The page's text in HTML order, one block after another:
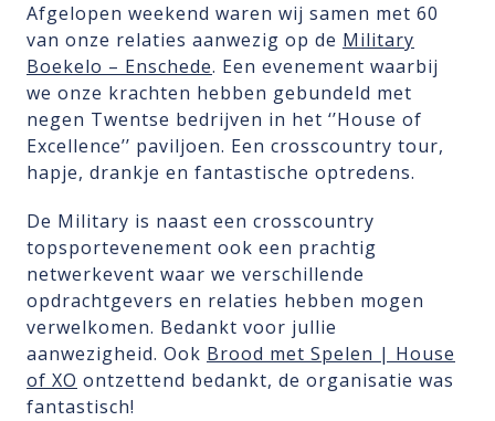
Afgelopen weekend waren wij samen met 60
van onze relaties aanwezig op de Military
Boekelo – Enschede. Een evenement waarbij
we onze krachten hebben gebundeld met
negen Twentse bedrijven in het ‘’House of
Excellence’’ paviljoen. Een crosscountry tour,
hapje, drankje en fantastische optredens.
De Military is naast een crosscountry
topsportevenement ook een prachtig
netwerkevent waar we verschillende
opdrachtgevers en relaties hebben mogen
verwelkomen. Bedankt voor jullie
aanwezigheid. Ook Brood met Spelen | House
of XO ontzettend bedankt, de organisatie was
fantastisch!